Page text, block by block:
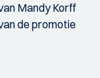
Mandy Korff
de promotie